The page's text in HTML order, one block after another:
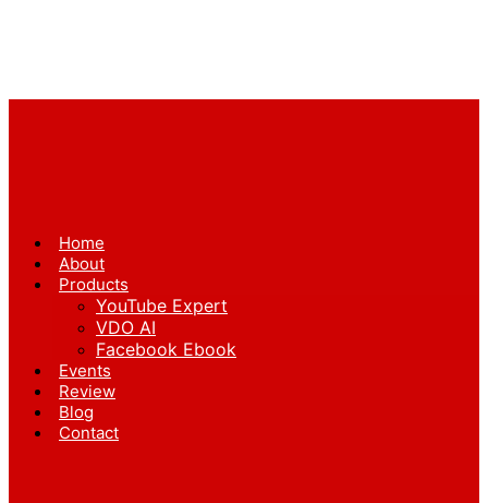
Home
About
Products
YouTube Expert
VDO AI
Facebook Ebook
Events
Review
Blog
Contact